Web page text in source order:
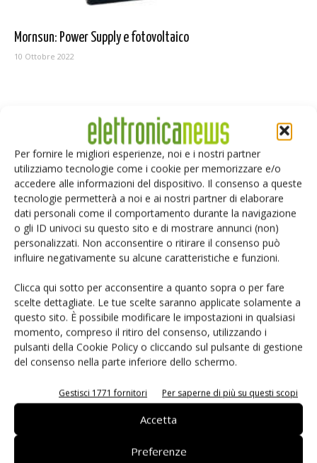
Per fornire le migliori esperienze, noi e i nostri partner
utilizziamo tecnologie come i cookie per memorizzare e/o
accedere alle informazioni del dispositivo. Il consenso a queste
tecnologie permetterà a noi e ai nostri partner di elaborare
dati personali come il comportamento durante la navigazione
o gli ID univoci su questo sito e di mostrare annunci (non)
personalizzati. Non acconsentire o ritirare il consenso può
influire negativamente su alcune caratteristiche e funzioni.
Clicca qui sotto per acconsentire a quanto sopra o per fare
scelte dettagliate. Le tue scelte saranno applicate solamente a
questo sito. È possibile modificare le impostazioni in qualsiasi
momento, compreso il ritiro del consenso, utilizzando i
pulsanti della Cookie Policy o cliccando sul pulsante di gestione
del consenso nella parte inferiore dello schermo.
Gestisci 1771 fornitori Per saperne di più su questi scopi
Accetta
Preferenze
Mornsun: Power Supply e fotovoltaico
10 Ottobre 2022
Selezione di elettronica
Edicola web
PCB Magazine